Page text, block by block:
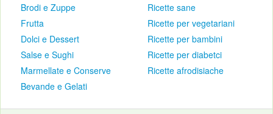
Brodi e Zuppe
Frutta
Dolci e Dessert
Salse e Sughi
Marmellate e Conserve
Bevande e Gelati
Ricette sane
Ricette per vegetariani
Ricette per bambini
Ricette per diabetci
Ricette afrodisiache